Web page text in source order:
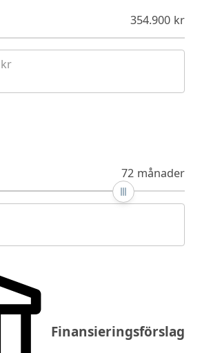
354.900 kr
72 månader
Finansieringsförslag